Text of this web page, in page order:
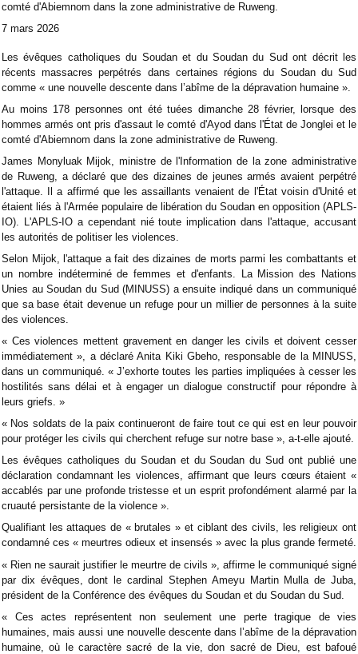
comté d'Abiemnom dans la zone administrative de Ruweng.
7 mars 2026
Les évêques catholiques du Soudan et du Soudan du Sud ont décrit les
récents massacres perpétrés dans certaines régions du Soudan du Sud
comme « une nouvelle descente dans l’abîme de la dépravation humaine ».
Au moins 178 personnes ont été tuées dimanche 28 février, lorsque des
hommes armés ont pris d'assaut le comté d'Ayod dans l'État de Jonglei et le
comté d'Abiemnom dans la zone administrative de Ruweng.
James Monyluak Mijok, ministre de l'Information de la zone administrative
de Ruweng, a déclaré que des dizaines de jeunes armés avaient perpétré
l'attaque. Il a affirmé que les assaillants venaient de l'État voisin d'Unité et
étaient liés à l'Armée populaire de libération du Soudan en opposition (APLS-
IO). L'APLS-IO a cependant nié toute implication dans l'attaque, accusant
les autorités de politiser les violences.
Selon Mijok, l'attaque a fait des dizaines de morts parmi les combattants et
un nombre indéterminé de femmes et d'enfants. La Mission des Nations
Unies au Soudan du Sud (MINUSS) a ensuite indiqué dans un communiqué
que sa base était devenue un refuge pour un millier de personnes à la suite
des violences.
« Ces violences mettent gravement en danger les civils et doivent cesser
immédiatement », a déclaré Anita Kiki Gbeho, responsable de la MINUSS,
dans un communiqué. « J’exhorte toutes les parties impliquées à cesser les
hostilités sans délai et à engager un dialogue constructif pour répondre à
leurs griefs. »
« Nos soldats de la paix continueront de faire tout ce qui est en leur pouvoir
pour protéger les civils qui cherchent refuge sur notre base », a-t-elle ajouté.
Les évêques catholiques du Soudan et du Soudan du Sud ont publié une
déclaration condamnant les violences, affirmant que leurs cœurs étaient «
accablés par une profonde tristesse et un esprit profondément alarmé par la
cruauté persistante de la violence ».
Qualifiant les attaques de « brutales » et ciblant des civils, les religieux ont
condamné ces « meurtres odieux et insensés » avec la plus grande fermeté.
« Rien ne saurait justifier le meurtre de civils », affirme le communiqué signé
par dix évêques, dont le cardinal Stephen Ameyu Martin Mulla de Juba,
président de la Conférence des évêques du Soudan et du Soudan du Sud.
« Ces actes représentent non seulement une perte tragique de vies
humaines, mais aussi une nouvelle descente dans l’abîme de la dépravation
humaine, où le caractère sacré de la vie, don sacré de Dieu, est bafoué